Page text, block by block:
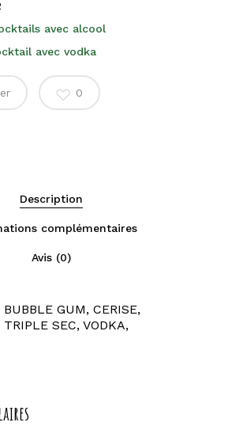
avec alcool
avec vodka
0
Description
complémentaires
Avis (0)
BUBBLE GUM, CERISE,
TRIPLE SEC, VODKA,